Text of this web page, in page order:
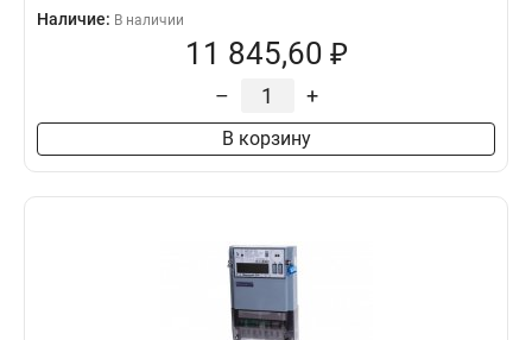
Наличие: В наличии
11 845,60 ₽
– +
В корзину